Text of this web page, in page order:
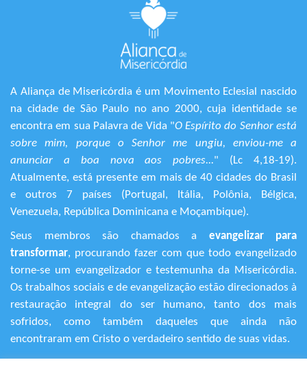
A Aliança de Misericórdia é um Movimento Eclesial nascido
na cidade de São Paulo no ano 2000, cuja identidade se
encontra em sua Palavra de Vida "O Espírito do Senhor está
sobre mim, porque o Senhor me ungiu, enviou-me a
anunciar a boa nova aos pobres..." (Lc 4,18-19).
Atualmente, está presente em mais de 40 cidades do Brasil
e outros 7 países (Portugal, Itália, Polônia, Bélgica,
Venezuela, República Dominicana e Moçambique).
Seus membros são chamados a evangelizar para
transformar, procurando fazer com que todo evangelizado
torne-se um evangelizador e testemunha da Misericórdia.
Os trabalhos sociais e de evangelização estão direcionados à
restauração integral do ser humano, tanto dos mais
sofridos, como também daqueles que ainda não
encontraram em Cristo o verdadeiro sentido de suas vidas.